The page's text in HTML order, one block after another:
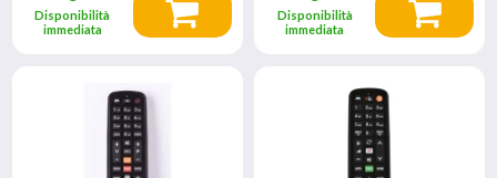
Disponibilità
immediata
Disponibilità
immediata